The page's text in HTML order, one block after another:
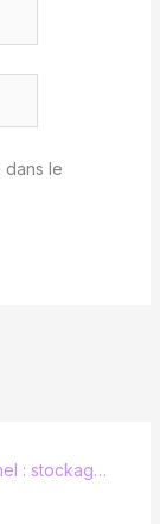
dans le
: stockag…